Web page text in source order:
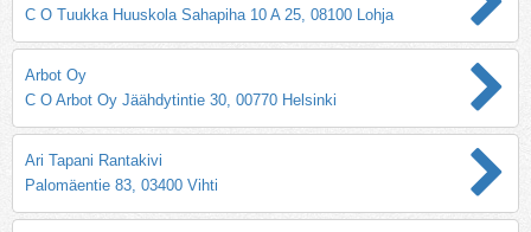
C O Tuukka Huuskola Sahapiha 10 A 25, 08100 Lohja
Arbot Oy
C O Arbot Oy Jäähdytintie 30, 00770 Helsinki
Ari Tapani Rantakivi
Palomäentie 83, 03400 Vihti